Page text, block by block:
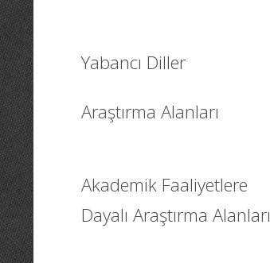
Yabancı Diller
Araştırma Alanları
Akademik Faaliyetlere
Dayalı Araştırma Alanları